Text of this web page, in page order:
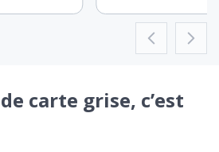
carte grise, c’est